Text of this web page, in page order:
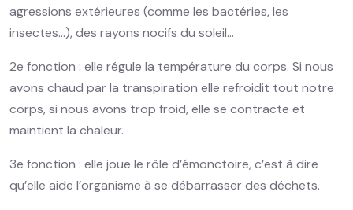
agressions extérieures (comme les bactéries, les
insectes…), des rayons nocifs du soleil…
2e fonction : elle régule la température du corps. Si nous
avons chaud par la transpiration elle refroidit tout notre
corps, si nous avons trop froid, elle se contracte et
maintient la chaleur.
3e fonction : elle joue le rôle d’émonctoire, c’est à dire
qu’elle aide l’organisme à se débarrasser des déchets.